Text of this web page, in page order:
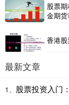
股票
金期
香港
最新文章
1、 股票投资入门